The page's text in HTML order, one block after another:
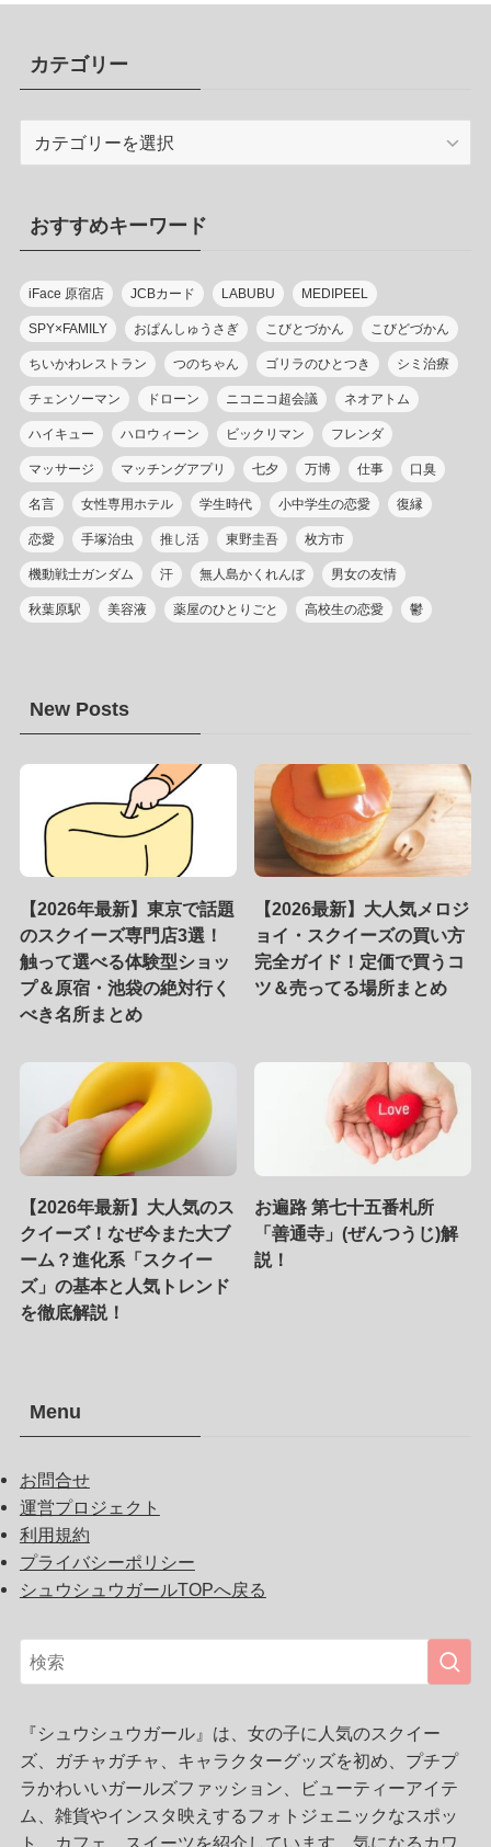
カテゴリー
リ
ー
おすすめキーワード
iFace 原宿店 JCBカード LABUBU MEDIPEEL
SPY×FAMILY おぱんしゅうさぎ こびとづかん こびどづかん
ちいかわレストラン つのちゃん ゴリラのひとつき シミ治療
チェンソーマン ドローン ニコニコ超会議 ネオアトム
ハイキュー ハロウィーン ビックリマン フレンダ
マッサージ マッチングアプリ 七夕 万博 仕事 口臭
名言 女性専用ホテル 学生時代 小中学生の恋愛 復縁
恋愛 手塚治虫 推し活 東野圭吾 枚方市
機動戦士ガンダム 汗 無人島かくれんぼ 男女の友情
秋葉原駅 美容液 薬屋のひとりごと 高校生の恋愛 鬱
New Posts
【2026年最新】東京で話題
のスクイーズ専門店3選！
触って選べる体験型ショッ
プ＆原宿・池袋の絶対行く
べき名所まとめ
【2026最新】大人気メロジ
ョイ・スクイーズの買い方
完全ガイド！定価で買うコ
ツ＆売ってる場所まとめ
【2026年最新】大人気のス
クイーズ！なぜ今また大ブ
ーム？進化系「スクイー
ズ」の基本と人気トレンド
を徹底解説！
お遍路 第七十五番札所
「善通寺」(ぜんつうじ)解
説！
Menu
お問合せ
運営プロジェクト
利用規約
プライバシーポリシー
シュウシュウガールTOPへ戻る
『シュウシュウガール』は、女の子に人気のスクイー
ズ、ガチャガチャ、キャラクターグッズを初め、プチプ
ラかわいいガールズファッション、ビューティーアイテ
ム、雑貨やインスタ映えするフォトジェニックなスポッ
ト、カフェ、スイーツを紹介しています。気になるカワ